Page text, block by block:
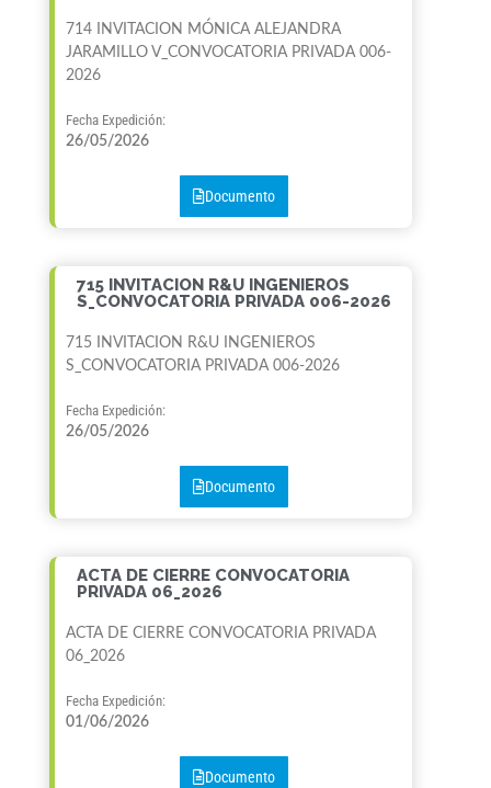
714 INVITACION MÓNICA ALEJANDRA
JARAMILLO V_CONVOCATORIA PRIVADA 006-
2026
Fecha Expedición:
26/05/2026
Documento
715 INVITACION R&U INGENIEROS
S_CONVOCATORIA PRIVADA 006-2026
715 INVITACION R&U INGENIEROS
S_CONVOCATORIA PRIVADA 006-2026
Fecha Expedición:
26/05/2026
Documento
ACTA DE CIERRE CONVOCATORIA
PRIVADA 06_2026
ACTA DE CIERRE CONVOCATORIA PRIVADA
06_2026
Fecha Expedición:
01/06/2026
Documento